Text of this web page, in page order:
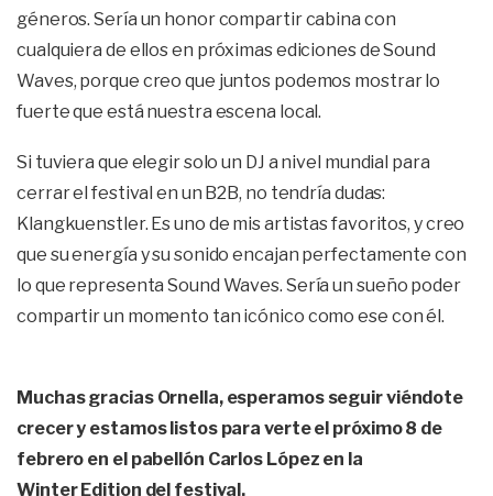
géneros. Sería un honor compartir cabina con
cualquiera de ellos en próximas ediciones de Sound
Waves, porque creo que juntos podemos mostrar lo
fuerte que está nuestra escena local.
Si tuviera que elegir solo un DJ a nivel mundial para
cerrar el festival en un B2B, no tendría dudas:
Klangkuenstler. Es uno de mis artistas favoritos, y creo
que su energía y su sonido encajan perfectamente con
lo que representa Sound Waves. Sería un sueño poder
compartir un momento tan icónico como ese con él.
Muchas gracias Ornella, esperamos seguir viéndote
crecer y estamos listos para verte el próximo 8 de
febrero en el pabellón Carlos López en la
Winter Edition del festival.